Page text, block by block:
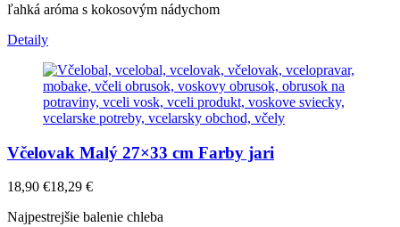
ľahká aróma s kokosovým nádychom
Detaily
Včelovak Malý 27×33 cm Farby jari
18,90 €18,29 €
Najpestrejšie balenie chleba